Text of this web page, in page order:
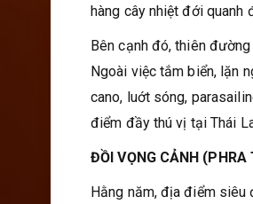
hàng cây nhiệt đới quanh
Bên cạnh đó, thiên
Ngoài việc tắm biển, lặn
cano, luớt sóng,
điểm đầy thú vị tại Thái
ĐỒI VỌNG CẢNH
Hằng năm, địa điểm